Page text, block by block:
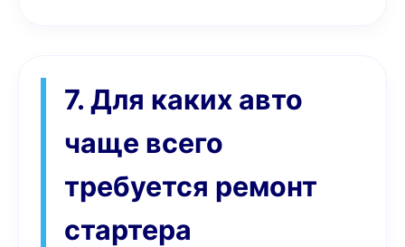
7. Для каких авто
чаще всего
требуется ремонт
стартера